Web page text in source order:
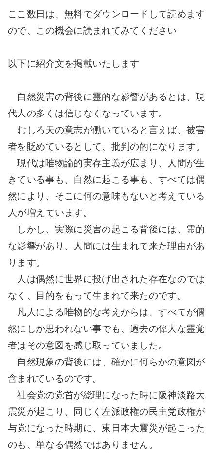
ここ数日は、無料でダウンロードして読めます
ので、この機会に読まれてみてください
以下に紹介文を掲載いたします
自然災害の背後に霊的な影響があるとは、現
代人の多くは信じなくなっています。
むしろ天の意志が働いていると言えば、被害
者を貶めているとして、批判の的になります。
現代は唯物論的実存主義が広まり、人間が生
きている事も、自然に起こる事も、すべては偶
然により、そこに何の意味もないと考えている
人が増えています。
しかし、実際に災害の起こる背後には、霊的
な影響があり、人間には生まれて来た理由があ
ります。
人は偶然に世界に投げ出された存在なのでは
なく、目的をもって生まれて来たのです。
凡人による唯物的な考えからは、すべてが偶
然にしか思われない事でも、過去の偉大な霊覚
者はその意図を感じ取っていました。
自然現象の背後には、確かに何らかの意図が
含まれているのです。
社会党の党首が総理になった時に阪神淡路大
震災が起こり、同じく左派政権の民主党政権が
与党になった時期に、東日本大震災が起こった
のも、単なる偶然ではありません。